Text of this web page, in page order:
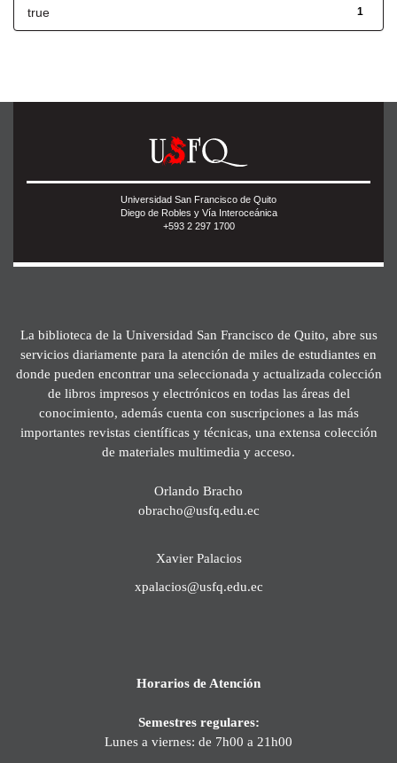
1
true
Universidad San Francisco de Quito
Diego de Robles y Vía Interoceánica
+593 2 297 1700
La biblioteca de la Universidad San Francisco de Quito, abre sus
servicios diariamente para la atención de miles de estudiantes en
donde pueden encontrar una seleccionada y actualizada colección
de libros impresos y electrónicos en todas las áreas del
conocimiento, además cuenta con suscripciones a las más
importantes revistas científicas y técnicas, una extensa colección
de materiales multimedia y acceso.
Orlando Bracho
obracho@usfq.edu.ec
Xavier Palacios
xpalacios@usfq.edu.ec
Horarios de Atención
Semestres regulares:
Lunes a viernes: de 7h00 a 21h00